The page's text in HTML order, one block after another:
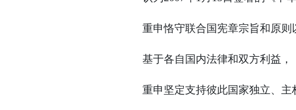
重申恪守联合国宪章宗旨和原则
基于各自国内法律和双方利益，
重申坚定支持彼此国家独立、主